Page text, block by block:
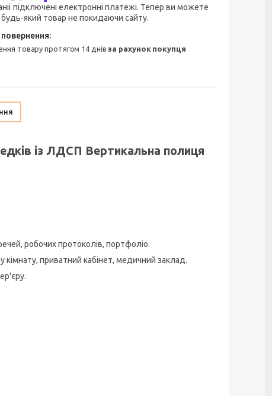
підключені електронні платежі. Тепер ви можете
який товар не покидаючи сайту.
товару протягом 14 днівза рахунок покупця
із ЛДСП Вертикальна полиця
робочих протоколів, портфоліо.
кімнату, приватний кабінет, медичний заклад.